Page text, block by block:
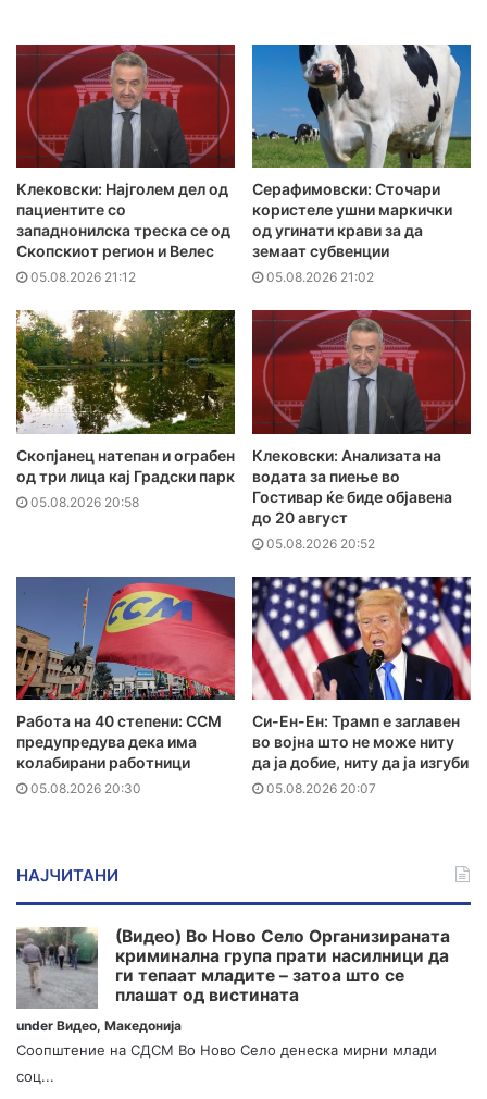
Клековски: Најголем дел од
пациентите сo
западнонилска треска се од
Скопскиот регион и Велес
05.08.2026 21:12
Серафимовски: Сточари
користеле ушни маркички
од угинати крави за да
земаат субвенции
05.08.2026 21:02
Скопјанец натепан и ограбен
од три лица кај Градски парк
05.08.2026 20:58
Клековски: Анализата на
водата за пиење во
Гостивар ќе биде објавена
до 20 август
05.08.2026 20:52
Работа на 40 степени: ССМ
предупредува дека има
колабирани работници
05.08.2026 20:30
Си-Ен-Ен: Трамп е заглавен
во војна што не може ниту
да ја добие, ниту да ја изгуби
05.08.2026 20:07
НАЈЧИТАНИ
(Видео) Во Ново Село Организираната
криминална група прати насилници да
ги тепаат младите – затоа што се
плашат од вистината
under Видео, Македонија
Соопштение на СДСМ Во Ново Село денеска мирни млади
соц...